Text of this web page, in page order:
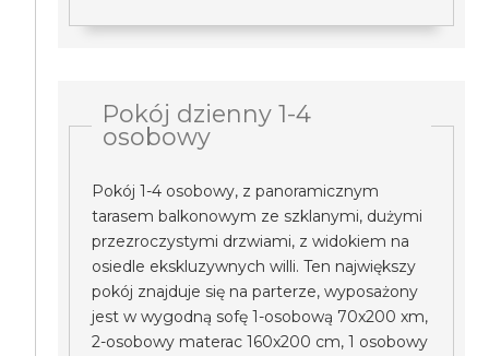
Pokój dzienny 1-4
osobowy
Pokój 1-4 osobowy, z panoramicznym
tarasem balkonowym ze szklanymi, dużymi
przezroczystymi drzwiami, z widokiem na
osiedle ekskluzywnych willi. Ten największy
pokój znajduje się na parterze, wyposażony
jest w wygodną sofę 1-osobową 70x200 xm,
2-osobowy materac 160x200 cm, 1 osobowy